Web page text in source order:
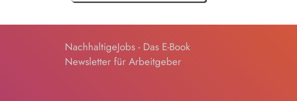
NachhaltigeJobs - Das E-Book
Newsletter für Arbeitgeber